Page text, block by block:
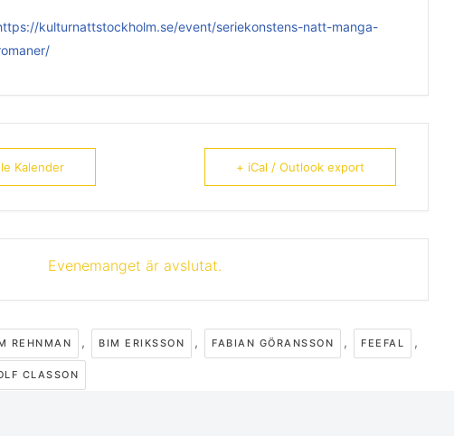
kulturnattstockholm.se/event/seriekonstens-natt-manga-
Kalender + iCal / Outlook export
Evenemanget är avslutat.
REHNMAN , BIM ERIKSSON , FABIAN GÖRANSSON , FEEFAL ,
CLASSON